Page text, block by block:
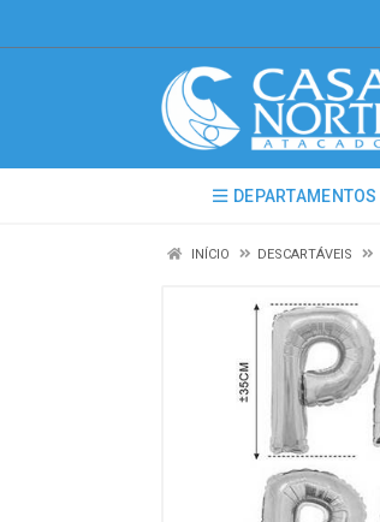
DEPARTAMENTOS
INÍCIO DESCARTÁVEIS